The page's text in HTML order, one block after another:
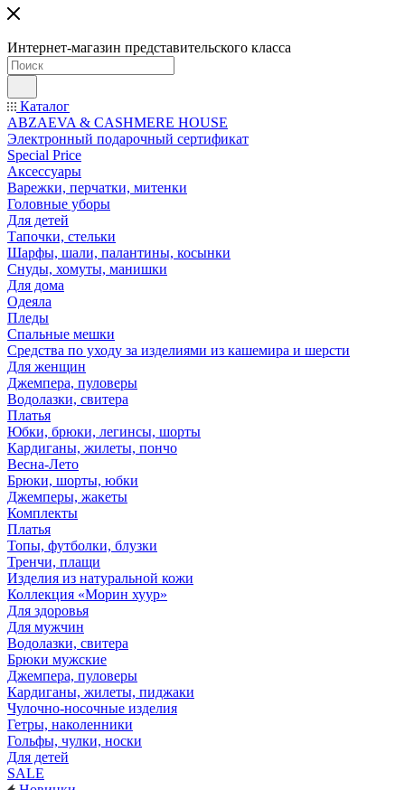
Интернет-магазин представительского класса
Каталог
ABZAEVA & CASHMERE HOUSE
Электронный подарочный сертификат
Special Price
Аксессуары
Варежки, перчатки, митенки
Головные уборы
Для детей
Тапочки, стельки
Шарфы, шали, палантины, косынки
Снуды, хомуты, манишки
Для дома
Одеяла
Пледы
Спальные мешки
Средства по уходу за изделиями из кашемира и шерсти
Для женщин
Джемпера, пуловеры
Водолазки, свитера
Платья
Юбки, брюки, легинсы, шорты
Кардиганы, жилеты, пончо
Весна-Лето
Брюки, шорты, юбки
Джемперы, жакеты
Комплекты
Платья
Топы, футболки, блузки
Тренчи, плащи
Изделия из натуральной кожи
Коллекция «Морин хуур»
Для здоровья
Для мужчин
Водолазки, свитера
Брюки мужские
Джемпера, пуловеры
Кардиганы, жилеты, пиджаки
Чулочно-носочные изделия
Гетры, наколенники
Гольфы, чулки, носки
Для детей
SALE